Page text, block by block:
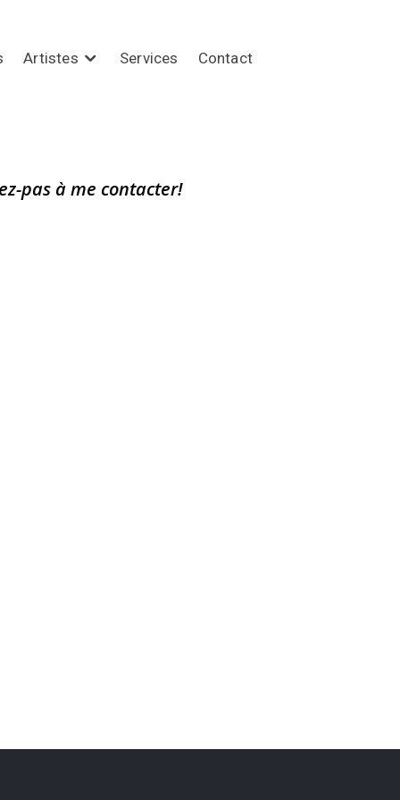
Artistes Services Contact
pas à me contacter!